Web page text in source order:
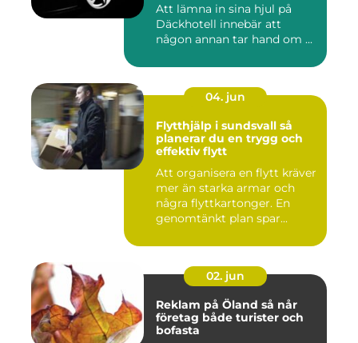
Att lämna in sina hjul på
Däckhotell innebär att
någon annan tar hand om ...
04. jun
Flytthjälp i sundsvall så
planerar du en trygg och
effektiv flytt
Att organisera en flytt kräver
mer än starka armar och
några flyttkartonger. En
genomtänkt plan spar...
02. jun
Reklam på Öland så når
företag både turister och
bofasta